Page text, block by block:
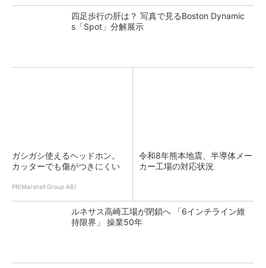
四足歩行の肝は？ 写真で見るBoston Dynamic
s「Spot」分解展示
ガシガシ使えるヘッドホン。
カッターでも傷がつきにくい
PR(Marshall Group AB)
令和8年熊本地震、半導体メー
カー工場の対応状況
ルネサス高崎工場が閉鎖へ 「6インチライン維
持限界」 操業50年